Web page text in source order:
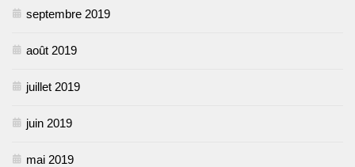
septembre 2019
août 2019
juillet 2019
juin 2019
mai 2019